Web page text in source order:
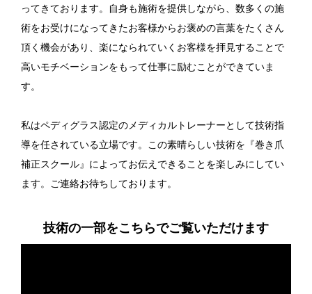
ってきております。自身も施術を提供しながら、数多くの施
術をお受けになってきたお客様からお褒めの言葉をたくさん
頂く機会があり、楽になられていくお客様を拝見することで
高いモチベーションをもって仕事に励むことができていま
す。
私はペディグラス認定のメディカルトレーナーとして技術指
導を任されている立場です。この素晴らしい技術を『巻き爪
補正スクール』によってお伝えできることを楽しみにしてい
ます。ご連絡お待ちしております。
技術の一部をこちらでご覧いただけます